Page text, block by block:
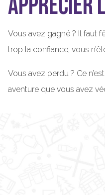
Vous avez gagné ? Il faut
trop la confiance, vous
Vous avez perdu ? Ce
aventure que vous avez